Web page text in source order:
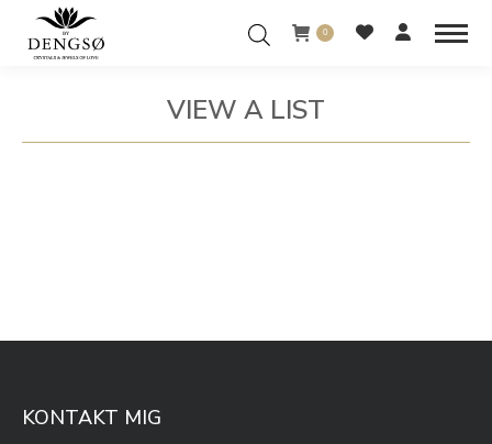
0
VIEW A LIST
You are here:
KONTAKT MIG